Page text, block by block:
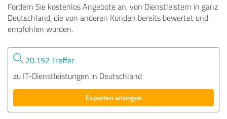
Fordern Sie kostenlos Angebote an, von Dienstleistern in ganz
Deutschland, die von anderen Kunden bereits bewertet und
empfohlen wurden.
20.152 Treffer
zu IT-Dienstleistungen in Deutschland
Experten anzeigen